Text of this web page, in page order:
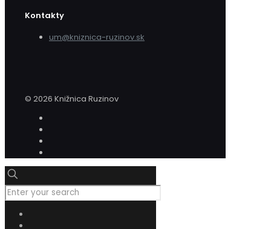
Kontakty
um@kniznica-ruzinov.sk
© 2026 Knižnica Ruzinov